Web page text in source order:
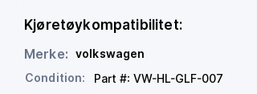
Kjøretøykompatibilitet:
Merke:
volkswagen
Condition:
Part #: VW-HL-GLF-007